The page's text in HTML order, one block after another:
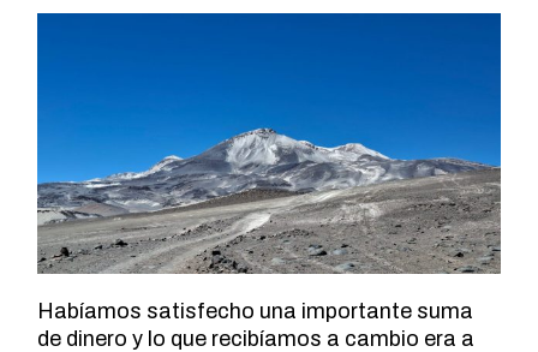
Habíamos satisfecho una importante suma
de dinero y lo que recibíamos a cambio era a